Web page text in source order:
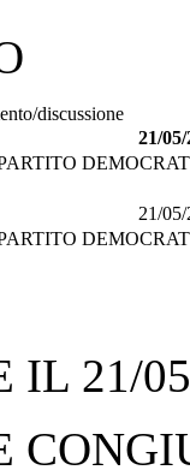
discussione
21/
21/
IL 21/